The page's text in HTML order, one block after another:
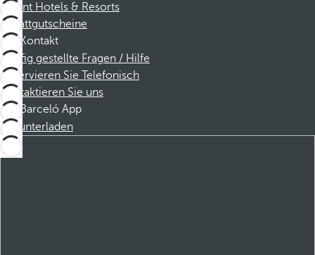
Dorint Hotels & Resorts
Rabattgutscheine
Kontakt
Häufig gestellte Fragen / Hilfe
Reservieren Sie Telefonisch
Kontaktieren Sie uns
Barceló App
Herunterladen